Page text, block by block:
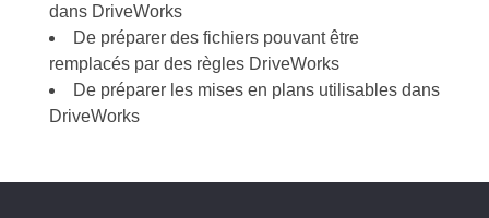
dans DriveWorks
De préparer des fichiers pouvant être
remplacés par des règles DriveWorks
De préparer les mises en plans utilisables dans
DriveWorks